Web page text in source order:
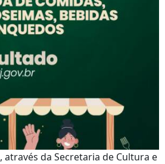
da Secretaria de Cultura e